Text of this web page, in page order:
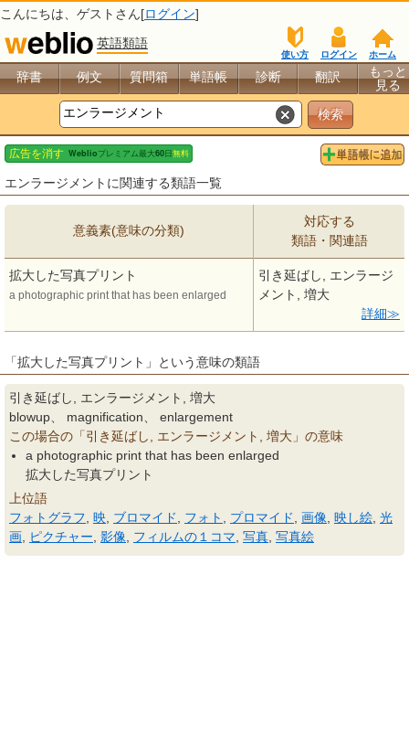
こんにちは、 ゲスト さん[ログイン]
英語類語
ホーム
ログイン
使い方
辞書 例文 質問箱 単語帳 診断 翻訳
もっと
見る
エンラージメントに関連する類語一覧
意義素(意味の分類)
対応する
類語・関連語
拡大した写真プリント
a photographic print that has been enlarged
引き延ばし, エンラージ
メント, 増大
詳細
「拡大した写真プリント」という意味の類語
引き延ばし, エンラージメント, 増大
blowup、 magnification、 enlargement
この場合の「引き延ばし, エンラージメント, 増大」の意味
a photographic print that has been enlarged
拡大した写真プリント
上位語
フォトグラフ 映 ブロマイド フォト プロマイド 画像 映し絵 光
画
ピクチャー 影像 フィルムの１コマ 写真 写真絵